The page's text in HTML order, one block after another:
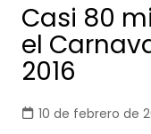
contenido
Casi 80
el
2016
10 de febrero de